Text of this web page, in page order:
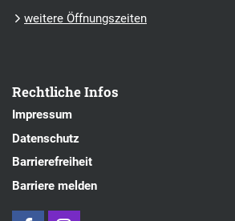
weitere Öffnungszeiten
Rechtliche Infos
Impressum
Datenschutz
Barrierefreiheit
Barriere melden